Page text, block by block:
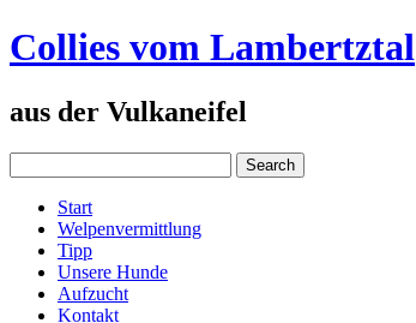
Collies vom Lambertztal
aus der Vulkaneifel
Start
Welpenvermittlung
Tipp
Unsere Hunde
Aufzucht
Kontakt